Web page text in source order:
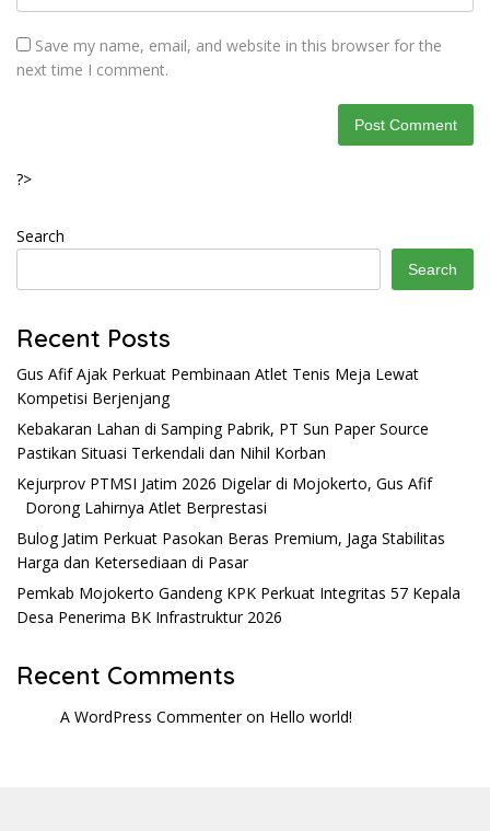
Save my name, email, and website in this browser for the
next time I comment.
?>
Search
Search
Recent Posts
Gus Afif Ajak Perkuat Pembinaan Atlet Tenis Meja Lewat
Kompetisi Berjenjang
Kebakaran Lahan di Samping Pabrik, PT Sun Paper Source
Pastikan Situasi Terkendali dan Nihil Korban
Kejurprov PTMSI Jatim 2026 Digelar di Mojokerto, Gus Afif
Dorong Lahirnya Atlet Berprestasi
Bulog Jatim Perkuat Pasokan Beras Premium, Jaga Stabilitas
Harga dan Ketersediaan di Pasar
Pemkab Mojokerto Gandeng KPK Perkuat Integritas 57 Kepala
Desa Penerima BK Infrastruktur 2026
Recent Comments
A WordPress Commenteron Hello world!